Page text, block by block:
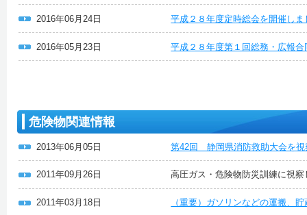
2016年06月24日 平成２８年度定時総会を開催しま
2016年05月23日 平成２８年度第１回総務・広報
危険物関連情報
2013年06月05日 第42回 静岡県消防救助大会を視
2011年09月26日 高圧ガス・危険物防災訓練に視察
2011年03月18日 （重要）ガソリンなどの運搬、